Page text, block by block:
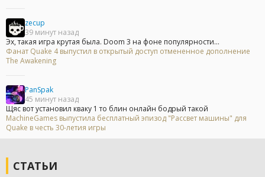
zecup
39 минут назад
Эх, такая игра крутая была. Doom 3 на фоне популярности...
Фанат Quake 4 выпустил в открытый доступ отмененное дополнение
The Awakening
PanSpak
45 минут назад
Щяс вот установил кваку 1 то блин онлайн бодрый такой
MachineGames выпустила бесплатный эпизод "Рассвет машины" для
Quake в честь 30-летия игры
СТАТЬИ